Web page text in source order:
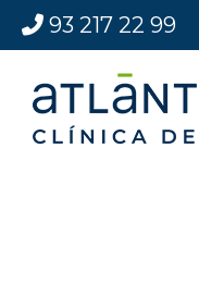
93 217 22 99